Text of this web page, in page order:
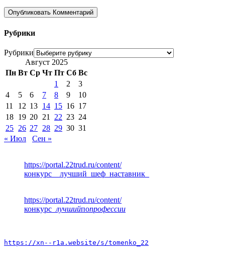
Рубрики
Рубрики
Август 2025
Пн Вт Ср Чт Пт Сб Вс
1
2
3
4
5 6 7 8 9
10
11
12 13 14 15 16 17
18 19 20 21 22 23 24
25 26 27 28 29 30 31
« Июл
Сен »
https://portal.22trud.ru/content/
конкурс__лучший_шеф_наставник_
https://portal.22trud.ru/content/
конкурс _лучшийпопрофессии
https://xn--r1a.website/s/tomenko_22